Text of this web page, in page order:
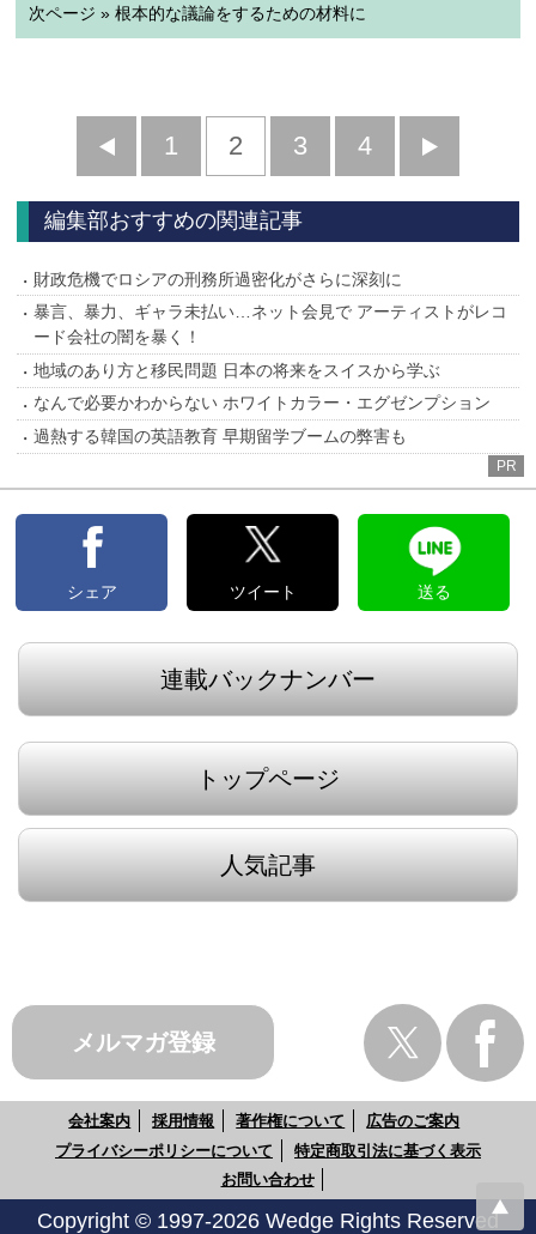
次ページ » 根本的な議論をするための材料に
前
へ
1 2 3 4
へ
編集部おすすめの関連記事
財政危機でロシアの刑務所過密化がさらに深刻に
暴言、暴力、ギャラ未払い…ネット会見で アーティストがレコ
ード会社の闇を暴く！
地域のあり方と移民問題 日本の将来をスイスから学ぶ
なんで必要かわからない ホワイトカラー・エグゼンプション
過熱する韓国の英語教育 早期留学ブームの弊害も
PR
シェア ツイート 送る
連載バックナンバー
トップページ
人気記事
メルマガ登録
会社案内 採用情報 著作権について
広告のご案内
プライバシーポリシーについて
特定商取引法に基づく表示
お問い合わせ
Copyright © 1997-2026 Wedge Rights Reserved